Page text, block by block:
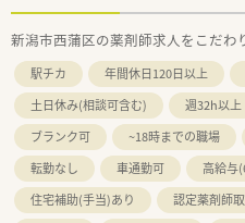
新潟市西蒲区の薬剤師求人をこだわ
駅チカ 年間休日120日以上
土日休み(相談可含む)
週32h以上
ブランク可
~18時までの職場
転勤なし
車通勤可 高給与
住宅補助(手当)あり
認定薬剤師